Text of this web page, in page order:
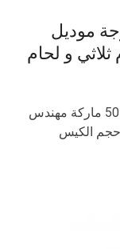
موديل
ثلاثي و لحام
مكنات تغليف وتعبئه المواد اللزجة موديل 505 ماركة مهندس
حجم الكيس